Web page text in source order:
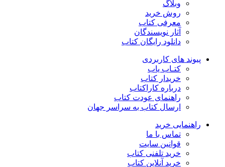
وبلاگ
روش خرید
معرفی کتاب
آثار نویسندگان
دانلود رایگان کتاب
پیوند های کاربردی
کتـاب یاب
خریدار کتاب
درباره کاراکتاب
راهنمای عودت کتاب
ارسال کتاب به سراسر جهان
راهنمایی خرید
تماس با ما
قوانین سایت
خرید تلفنی کتاب
خرید آنلاین کتاب